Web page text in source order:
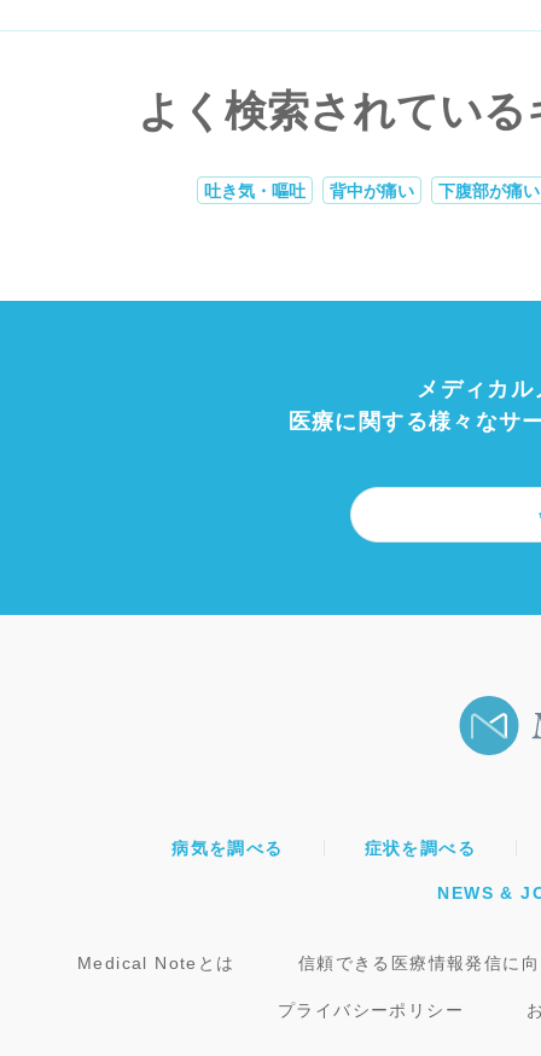
よく検索されてい
吐き気・嘔吐 背中が痛い 下腹部が痛い
メディカル
医療に関する様々なサ
病気を調べる 症状を調べる
NEWS &
Medical Noteとは 信頼できる医療情報発信に
プライバシーポリシー